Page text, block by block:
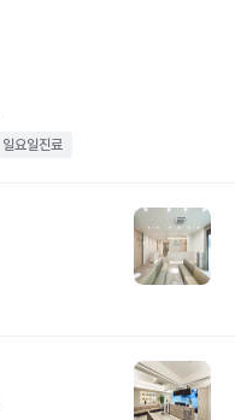
일요일진료